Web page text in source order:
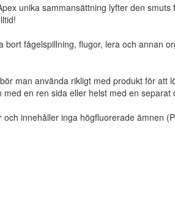
unika sammansättning lyfter den
bort fågelspillning, flugor, lera och annan
man använda rikligt med produkt för att
med en ren sida eller helst med en separat
och innehåller inga högfluorerade ämnen